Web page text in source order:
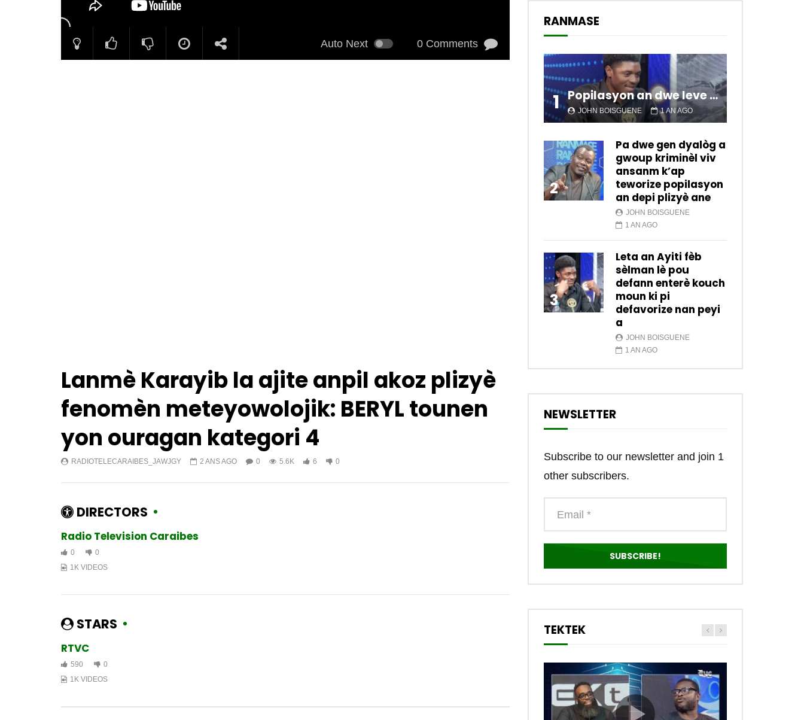
Auto Next 0 Comments
Lanmè Karayib la ajite anpil akoz plizyè
fenomèn meteyowolojik: BERYL tounen
yon ouragan kategori 4
RADIOTELECARAIBES_JAWJGY 2 ANS AGO 0 5.6K 6 0
DIRECTORS
Radio Television Caraibes
0
0
1K VIDEOS
STARS
RTVC
590
0
1K VIDEOS
RANMASE
1 Popilasyon an dwe leve kanpe pou chanje sitiyasyon kawotik l’ap viv nan peyi a.
JOHN BOISGUENE 1 AN AGO
2
Pa dwe gen dyalòg a
gwoup kriminèl viv
ansanm k’ap
teworize popilasyon
an depi plizyè ane
JOHN BOISGUENE
1 AN AGO
3
Leta an Ayiti fèb
sèlman lè pou
defann enterè kouch
moun ki pi
defavorize nan peyi
a
JOHN BOISGUENE
1 AN AGO
NEWSLETTER
Subscribe to our newsletter and join 1
other subscribers.
TEKTEK